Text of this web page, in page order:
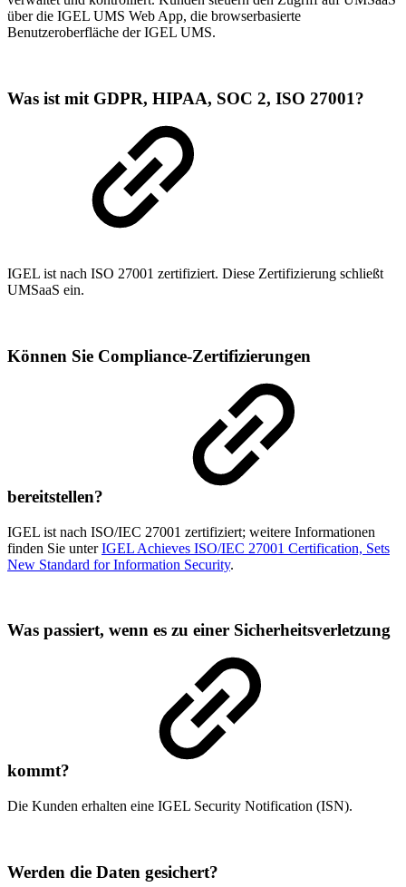
über die IGEL UMS Web App, die browserbasierte
Benutzeroberfläche der IGEL UMS.
Was ist mit GDPR, HIPAA, SOC 2, ISO 27001?
IGEL ist nach ISO 27001 zertifiziert. Diese Zertifizierung schließt
UMSaaS ein.
Können Sie Compliance-Zertifizierungen
bereitstellen?
IGEL ist nach ISO/IEC 27001 zertifiziert; weitere Informationen
finden Sie unterIGEL Achieves ISO/IEC 27001 Certification, Sets
New Standard for Information Security.
Was passiert, wenn es zu einer Sicherheitsverletzung
kommt?
Die Kunden erhalten eine IGEL Security Notification (ISN).
Werden die Daten gesichert?